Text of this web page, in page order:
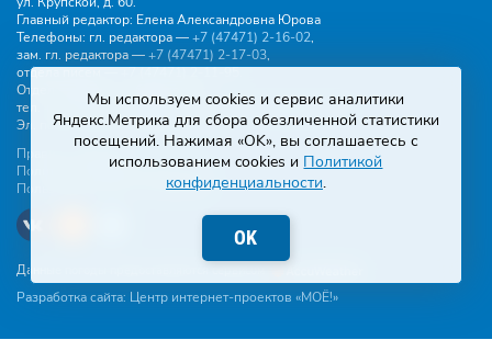
Главный редактор: Елена Александровна Юрова
Телефоны: гл. редактора —+7 (47471) 2‑16‑02,
зам. гл. редактора —+7 (47471) 2‑17‑03,
отдела писем —+7 (47471) 2‑11‑95.
Отдел рекламы и объявлений:
тел.
+7 (47471) 2‑43‑88, эл. почта -buh.gzp@yandex.ru
Эл. почта:gazeta.zapr@yandex.ru
Правила общения
Политика конфиденциальности
Пользовательское соглашение
Данные погоды предоставляются сервисом
Разработка сайта: Центр интернет-проектов «МОЁ!»
Мы используем cookies и сервис аналитики
Яндекс.Метрика для сбора обезличенной статистики
посещений. Нажимая «OK», вы соглашаетесь с
использованием cookies и Политикой
конфиденциальности.
OK